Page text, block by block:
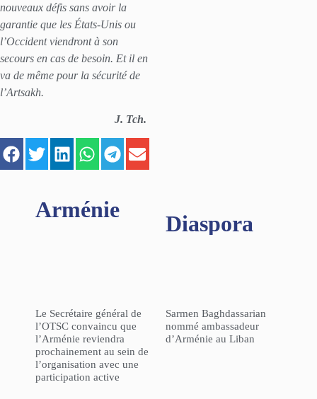
nouveaux défis sans avoir la
garantie que les États-Unis ou
l’Occident viendront à son
secours en cas de besoin. Et il en
va de même pour la sécurité de
l’Artsakh.
J. Tch.
Arménie
Le Secrétaire général de
l’OTSC convaincu que
l’Arménie reviendra
prochainement au sein de
l’organisation avec une
participation active
Diaspora
Sarmen Baghdassarian
nommé ambassadeur
d’Arménie au Liban